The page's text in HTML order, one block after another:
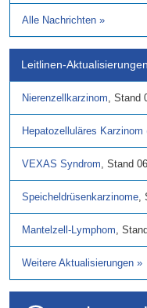
Alle Nachrichten »
Leitlinen-Aktualisierungen
Nierenzellkarzinom, Stand
Hepatozelluläres Karzinom
VEXAS Syndrom, Stand
Speicheldrüsenkarzinome,
Mantelzell-Lymphom, Stand
Weitere Aktualisierungen »